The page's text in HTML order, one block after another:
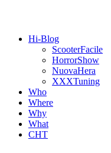
Hi-Blog
ScooterFacile
HorrorShow
NuovaHera
XXXTuning
Who
Where
Why
What
CHT